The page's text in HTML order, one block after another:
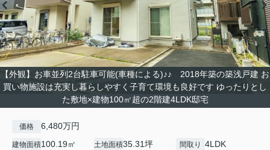
【外観】お車並列2台駐車可能(車種による)♪♪ 2018年築の築浅戸建 お
買い物施設は充実し暮らしやすく子育て環境も良好です ゆったりとし
た敷地×建物100㎡超の2階建4LDK邸宅
価格 6,480万円
建物面積100.19㎡ 土地面積35.31坪
間取り 4LDK